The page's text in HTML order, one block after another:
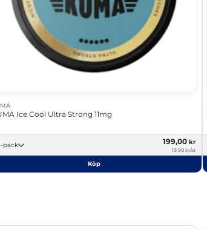
Ice Cool Ultra Strong 11mg
10 -pack 199,00 kr
19,90 kr/st
Köp